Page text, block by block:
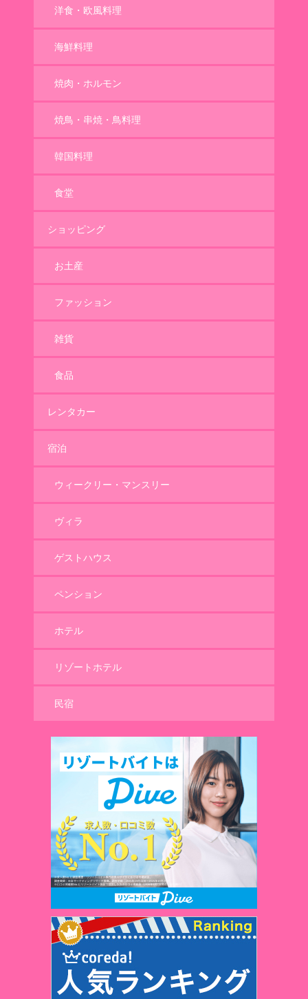
洋食・欧風料理
海鮮料理
焼肉・ホルモン
焼鳥・串焼・鳥料理
韓国料理
食堂
ショッピング
お土産
ファッション
雑貨
食品
レンタカー
宿泊
ウィークリー・マンスリー
ヴィラ
ゲストハウス
ペンション
ホテル
リゾートホテル
民宿